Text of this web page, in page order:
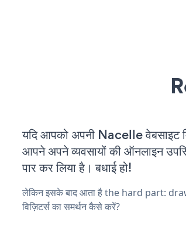
यदि आपको अपनी Nacelle वेबसाइट
आपने अपने व्यवसायों की ऑनलाइन
पार कर लिया है। बधाई हो!
लेकिन इसके बाद आता है the hard part:
विज़िटर्स का समर्थन कैसे करें?